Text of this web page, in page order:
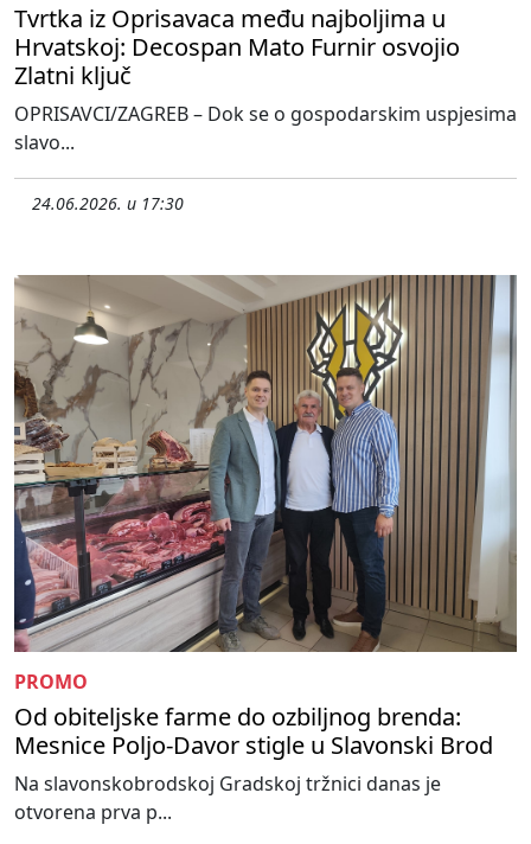
Tvrtka iz Oprisavaca među najboljima u
Hrvatskoj: Decospan Mato Furnir osvojio
Zlatni ključ
OPRISAVCI/ZAGREB – Dok se o gospodarskim uspjesima
slavo...
24.06.2026. u 17:30
PROMO
Od obiteljske farme do ozbiljnog brenda:
Mesnice Poljo-Davor stigle u Slavonski Brod
Na slavonskobrodskoj Gradskoj tržnici danas je
otvorena prva p...